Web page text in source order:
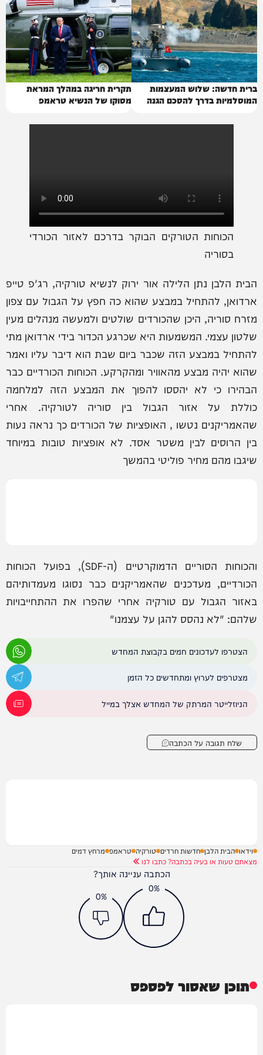
ברית חדשה: שלוש המעצמות
המוסלמיות בדרך להסכם הגנה
תקרית חריגה במהלך המראת
מסוקו של הנשיא טראמפ
הכוחות הטורקים הבוקר בדרכם לאזור הכורדי
בסוריה
הבית הלבן נתן הלילה אור ירוק לנשיא טורקיה, רג'פ טייפ
ארדואן, להתחיל במבצע שהוא כה חפץ על הגבול עם צפון
מזרח סוריה, היכן שהכורדים שולטים ולמעשה מנהלים מעין
שלטון עצמי. המשמעות היא שכרגע הכדור בידי ארדואן מתי
להתחיל במבצע הזה שכבר ביום שבת הוא דיבר עליו ואמר
שהוא יהיה מבצע מהאוויר ומהקרקע. הכוחות הכורדיים כבר
הבהירו כי לא יהססו להפוך את המבצע הזה למלחמה
כוללת על אזור הגבול בין סוריה לטורקיה. אחרי
שהאמריקנים נטשו , האופציות של הכורדים כך נראה נעות
בין הרוסים לבין משטר אסד. לא אופציות טובות במיוחד
שיגבו מהם מחיר פוליטי בהמשך
והכוחות הסוריים הדמוקרטיים (ה-SDF), בפועל הכוחות
הכורדיים, מעדכנים שהאמריקנים כבר נסוגו מעמדותיהם
באזור הגבול עם טורקיה אחרי שהפרו את ההתחייבויות
שלהם: "לא נהסס להגן על עצמנו"
הצטרפו לעדכונים חמים בקבוצת המחדש
מצטרפים לערוץ ומתחדשים כל הזמן
הניוזלייטר המרתק של המחדש אצלך במייל
שלח תגובה על הכתבה
וידאו הבית הלבן חדשות חרדים טורקיה טראמפ מרחץ דמים
מצאתם טעות או בעיה בכתבה? כתבו לנו
הכתבה עניינה אותך?
0%
0%
תוכן שאסור לפספס